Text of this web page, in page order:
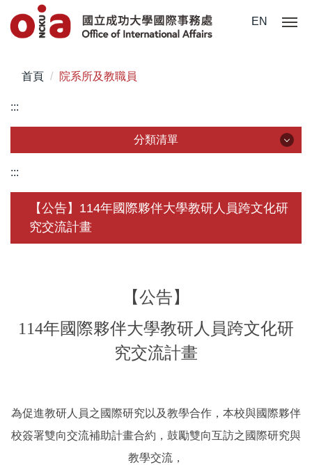
到
區
EN
首頁 院系所及教職員
:::
分類清單
關於我們
未來學生
國際鏈結
:::
【公告】114年國際夥伴大學教研人員跨文化研
究交流計畫
【公告】
114年國際夥伴大學教研人員跨文化研
究交流計畫
為促進教研人員之國際研究以及教學合作，本校與國際夥伴
校簽署雙向交流補助計畫合約，鼓勵雙向互訪之國際研究與
教學交流，